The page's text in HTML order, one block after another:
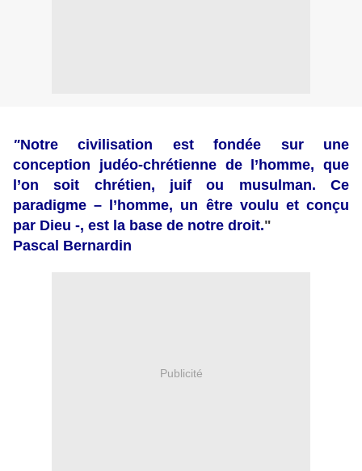
"Notre civilisation est fondée sur une
conception judéo-chrétienne de l’homme, que
l’on soit chrétien, juif ou musulman. Ce
paradigme – l’homme, un être voulu et conçu
par Dieu -, est la base de notre droit."
Pascal Bernardin
Publicité